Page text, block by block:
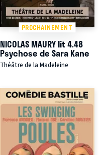
PROCHAINEMENT
NICOLAS MAURY lit 4.48
Psychose de Sara Kane
Théâtre de la Madeleine